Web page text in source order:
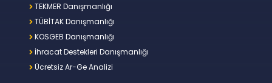
TEKMER Danışmanlığı
TÜBİTAK Danışmanlığı
KOSGEB Danışmanlığı
İhracat Destekleri Danışmanlığı
Ücretsiz Ar-Ge Analizi